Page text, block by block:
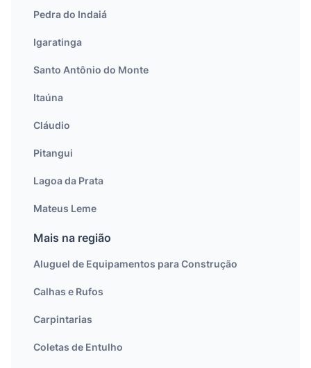
Pedra do Indaiá
Igaratinga
Santo Antônio do Monte
Itaúna
Cláudio
Pitangui
Lagoa da Prata
Mateus Leme
Mais na região
Aluguel de Equipamentos para Construção
Calhas e Rufos
Carpintarias
Coletas de Entulho